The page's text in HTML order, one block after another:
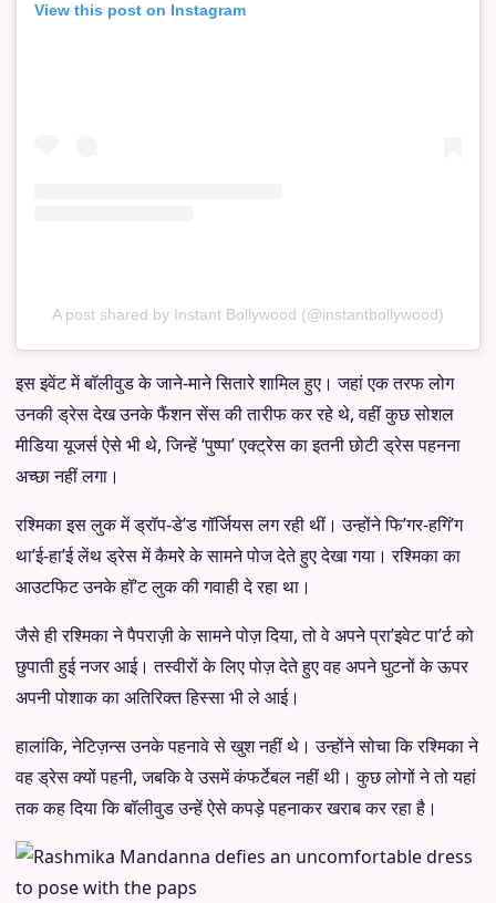
View this post on Instagram
A post shared by Instant Bollywood (@instantbollywood)
इस इवेंट में बॉलीवुड के जाने-माने सितारे शामिल हुए। जहां एक तरफ लोग
उनकी ड्रेस देख उनके फैंशन सेंस की तारीफ कर रहे थे, वहीं कुछ सोशल
मीडिया यूजर्स ऐसे भी थे, जिन्हें ‘पुष्पा’ एक्ट्रेस का इतनी छोटी ड्रेस पहनना
अच्छा नहीं लगा।
रश्मिका इस लुक में ड्रॉप-डे’ड गॉर्जियस लग रही थीं। उन्होंने फि’गर-हगिं’ग
था’ई-हा’ई लेंथ ड्रेस में कैमरे के सामने पोज देते हुए देखा गया। रश्मिका का
आउटफिट उनके हॉ’ट लुक की गवाही दे रहा था।
जैसे ही रश्मिका ने पैपराज़ी के सामने पोज़ दिया, तो वे अपने प्रा’इवेट पा’र्ट को
छुपाती हुई नजर आई। तस्वीरों के लिए पोज़ देते हुए वह अपने घुटनों के ऊपर
अपनी पोशाक का अतिरिक्त हिस्सा भी ले आई।
हालांकि, नेटिज़न्स उनके पहनावे से खुश नहीं थे। उन्होंने सोचा कि रश्मिका ने
वह ड्रेस क्यों पहनी, जबकि वे उसमें कंफर्टेबल नहीं थी। कुछ लोगों ने तो यहां
तक ​​कह दिया कि बॉलीवुड उन्हें ऐसे कपड़े पहनाकर खराब कर रहा है।